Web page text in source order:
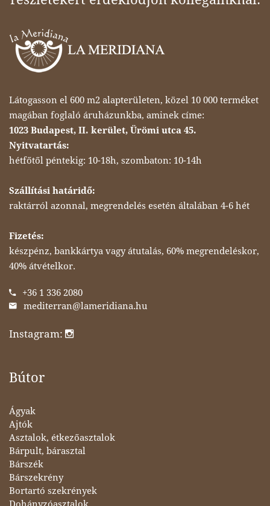
Látogasson el 600 m2 alapterületen, közel 10 000 terméket
magában foglaló áruházunkba, aminek címe:
1023 Budapest, II. kerület, Ürömi utca 45.
Nyitvatartás:
hétfőtől péntekig: 10-18h, szombaton: 10-14h
Szállítási határidő:
raktárról azonnal, megrendelés esetén általában 4-6 hét
Fizetés:
készpénz, bankkártya vagy átutalás, 60% megrendeléskor,
40% átvételkor.
+36 1 336 2080
mediterran@lameridiana.hu
Instagram:
Bútor
Ágyak
Ajtók
Asztalok, étkezőasztalok
Bárpult, bárasztal
Bárszék
Bárszekrény
Bortartó szekrények